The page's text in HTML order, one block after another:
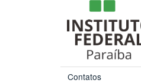
Contatos